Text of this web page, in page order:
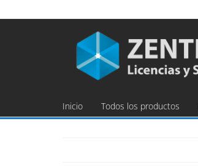
Inicio Todos los productos